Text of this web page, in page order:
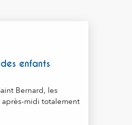
enfants
Bernard, les
midi totalement